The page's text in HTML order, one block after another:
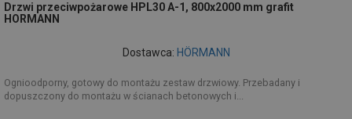
Drzwi przeciwpożarowe HPL30 A-1, 800x2000 mm grafit
HORMANN
Dostawca: HÖRMANN
Ognioodporny, gotowy do montażu zestaw drzwiowy. Przebadany i
dopuszczony do montażu w ścianach betonowych i...